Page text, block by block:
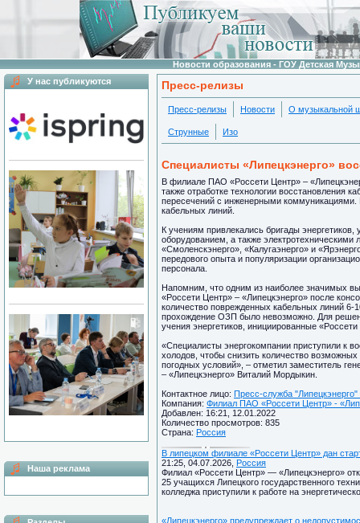
Новости образования - ГОУ Детская
У нас публикуются
Наша реклама
Пресс-релизы
Пресс-релизы Новости О музыкальной
Струнные Изо
Специалисты «Липецкэнерго»
В филиале ПАО «Россети Центр» –
также отработке технологии восстановления
пересечений с инженерными коммуникациями.
кабельных линий.
К учениям привлекались бригады
оборудованием, а также электротехническими
«Смоленскэнерго», «Калугаэнерго» и
передового опыта и популяризации
персонала.
Напомним, что одним из наиболее значимых
«Россети Центр» – «Липецкэнерго» после
количество поврежденных кабельных линий
прохождение ОЗП было невозможно. Для
учения энергетиков, инициированные
«Специалисты энергокомпании приступили к
холодов, чтобы снизить количество
погодных условий», – отметил заместитель
– «Липецкэнерго» Виталий Мордыкин.
Контактное лицо: Пресс-служба
Компания: Филиал ПАО «Россети Центр» -
Добавлен: 16:21, 12.01.2022
Количество просмотров: 835
Страна: Россия
В липецком филиале «Россети Центр» дан
21:25, 04.07.2026, Россия
Филиал «Россети Центр» — «Липецкэнерго»
25 учащихся Липецкого государственного
колледжа приступили к работе на
«Липецкэнерго» предупреждает о